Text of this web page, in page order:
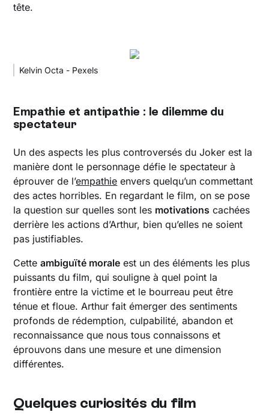
tête.
Kelvin Octa - Pexels
Empathie et antipathie : le dilemme du
spectateur
Un des aspects les plus controversés du Joker est la
manière dont le personnage défie le spectateur à
éprouver de l’empathie envers quelqu’un commettant
des actes horribles. En regardant le film, on se pose
la question sur quelles sont les motivations cachées
derrière les actions d’Arthur, bien qu’elles ne soient
pas justifiables.
Cetteambiguïté morale est un des éléments les plus
puissants du film, qui souligne à quel point la
frontière entre la victime et le bourreau peut être
ténue et floue. Arthur fait émerger des sentiments
profonds de rédemption, culpabilité, abandon et
reconnaissance que nous tous connaissons et
éprouvons dans une mesure et une dimension
différentes.
Quelques curiosités du film